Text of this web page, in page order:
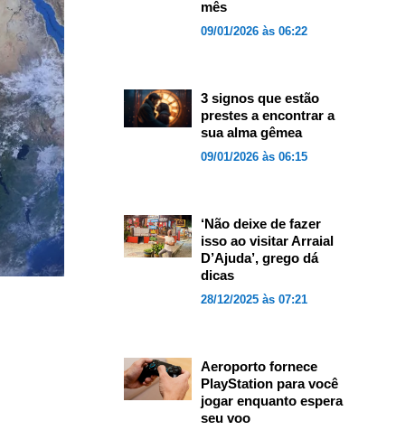
mês
09/01/2026 às 06:22
3 signos que estão
prestes a encontrar a
sua alma gêmea
09/01/2026 às 06:15
‘Não deixe de fazer
isso ao visitar Arraial
D’Ajuda’, grego dá
dicas
28/12/2025 às 07:21
Aeroporto fornece
PlayStation para você
jogar enquanto espera
seu voo